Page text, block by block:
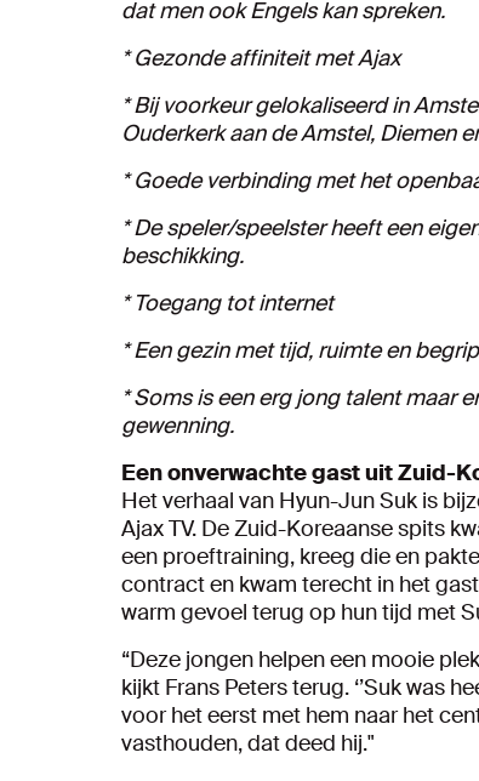
dat men ook Engels kan spreken.
* Gezonde affiniteit met Ajax
* Bij voorkeur gelokaliseerd in
Ouderkerk aan de Amstel, Diemen
* Goede verbinding met het
* De speler/speelster heeft een
beschikking.
* Toegang tot internet
* Een gezin met tijd, ruimte en
* Soms is een erg jong talent maar
gewenning.
Een onverwachte gast uit Zuid-
Het verhaal van Hyun-Jun Suk is
Ajax TV. De Zuid-Koreaanse spits
een proeftraining, kreeg die en
contract en kwam terecht in het
warm gevoel terug op hun tijd met
“Deze jongen helpen een mooie
kijkt Frans Peters terug. ‘’Suk was
voor het eerst met hem naar het
vasthouden, dat deed hij."